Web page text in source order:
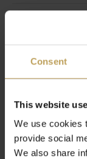
Consent
This website
We use cookies
provide social
We also share
Recente
Het laatste